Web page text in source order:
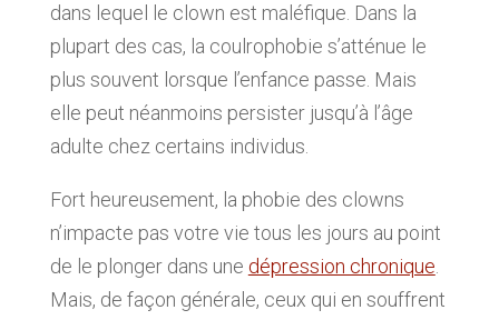
dans lequel le clown est maléfique. Dans la
plupart des cas, la coulrophobie s’atténue le
plus souvent lorsque l’enfance passe. Mais
elle peut néanmoins persister jusqu’à l’âge
adulte chez certains individus.
Fort heureusement, la phobie des clowns
n’impacte pas votre vie tous les jours au point
de le plonger dans une dépression chronique.
Mais, de façon générale, ceux qui en souffrent